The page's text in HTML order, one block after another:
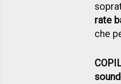
rate
che